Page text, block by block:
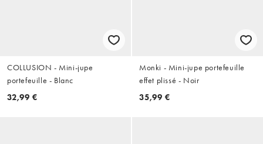
COLLUSION - Mini-jupe
portefeuille - Blanc
32,99 €
Monki - Mini-jupe portefeuille
effet plissé - Noir
35,99 €